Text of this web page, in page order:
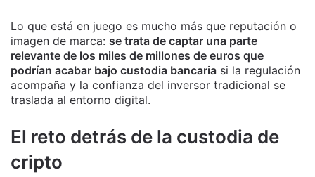
Lo que está en juego es mucho más que reputación o
imagen de marca: se trata de captar una parte
relevante de los miles de millones de euros que
podrían acabar bajo custodia bancaria si la regulación
acompaña y la confianza del inversor tradicional se
traslada al entorno digital.
El reto detrás de la custodia de
cripto